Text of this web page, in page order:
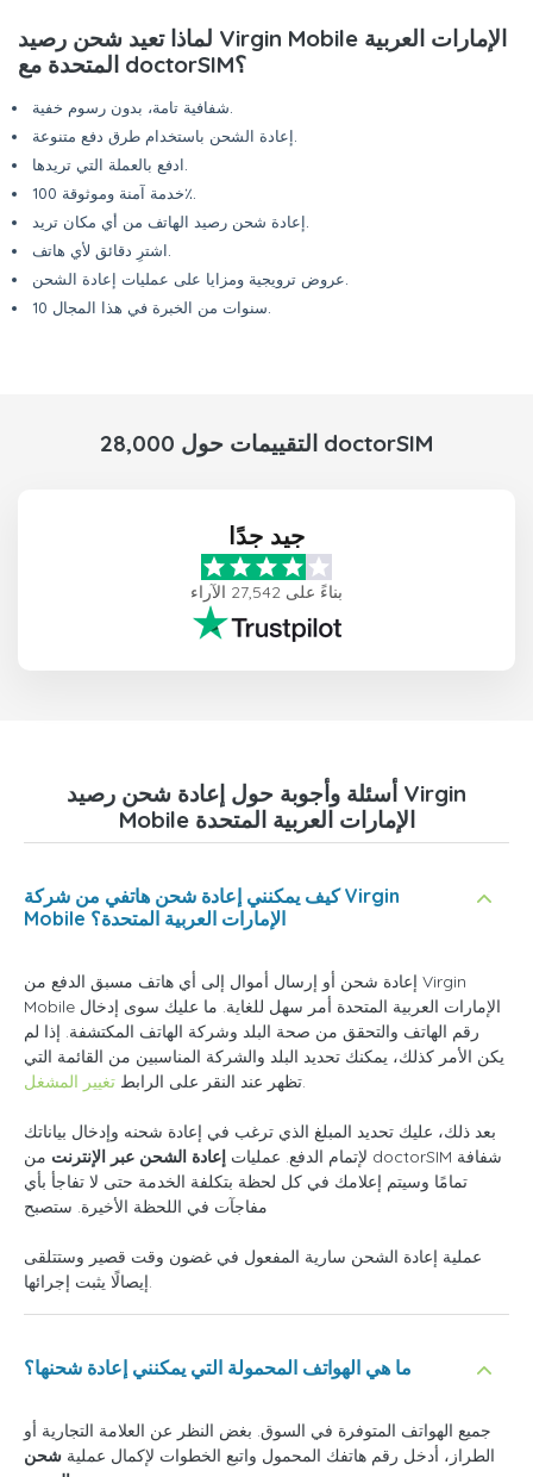
لماذا تعيد شحن رصيد Virgin Mobile الإمارات العربية
المتحدة مع doctorSIM؟
خدمة آمنة وموثوقة 100٪.
28,000 التقييمات حول doctorSIM
جيد جدًا
بناءً على 27,542 الآراء
أسئلة وأجوبة حول إعادة شحن رصيد Virgin
Mobile الإمارات العربية المتحدة
كيف يمكنني إعادة شحن هاتفي من شركة Virgin
Mobile الإمارات العربية المتحدة؟
إعادة شحن أو إرسال أموال إلى أي هاتف مسبق الدفع من Virgin
Mobile الإمارات العربية المتحدة أمر سهل للغاية. ما عليك سوى إدخال
رقم الهاتف والتحقق من صحة البلد وشركة الهاتف المكتشفة. إذا لم
يكن الأمر كذلك، يمكنك تحديد البلد والشركة المناسبين من القائمة التي
تظهر عند النقر على الرابط تغيير المشغل .
بعد ذلك، عليك تحديد المبلغ الذي ترغب في إعادة شحنه وإدخال بياناتك
لإتمام الدفع. عمليات إعادة الشحن عبر الإنترنت من doctorSIM شفافة
تمامًا وسيتم إعلامك في كل لحظة بتكلفة الخدمة حتى لا تفاجأ بأي
مفاجآت في اللحظة الأخيرة. ستصبح
عملية إعادة الشحن سارية المفعول في غضون وقت قصير وستتلقى
إيصالًا يثبت إجرائها.
ما هي الهواتف المحمولة التي يمكنني إعادة شحنها؟
جميع الهواتف المتوفرة في السوق. بغض النظر عن العلامة التجارية أو
الطراز، أدخل رقم هاتفك المحمول واتبع الخطوات لإكمال عملية شحن